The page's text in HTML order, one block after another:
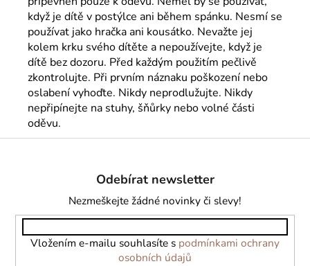
když je dítě v postýlce ani během spánku. Nesmí se
používat jako hračka ani kousátko. Nevažte jej
kolem krku svého dítěte a nepoužívejte, když je
dítě bez dozoru. Před každým použitím pečlivě
zkontrolujte. Při prvním náznaku poškození nebo
oslabení vyhoďte. Nikdy neprodlužujte. Nikdy
nepřipínejte na stuhy, šňůrky nebo volné části
oděvu.
Odebírat newsletter
Nezmeškejte žádné novinky či slevy!
Vložením e-mailu souhlasíte s podmínkami ochrany
osobních údajů